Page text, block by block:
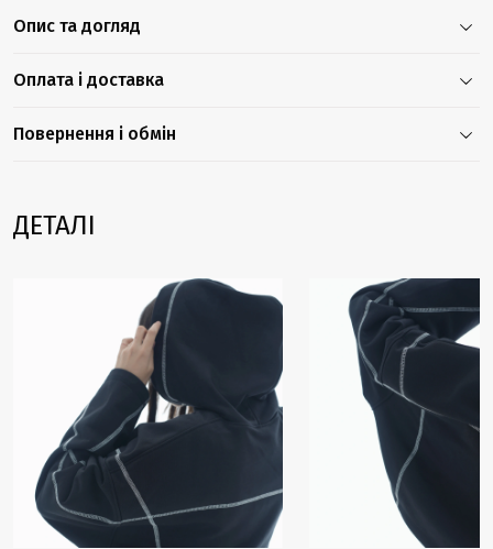
Опис та догляд
Оплата і доставка
Повернення і обмін
ДЕТАЛІ